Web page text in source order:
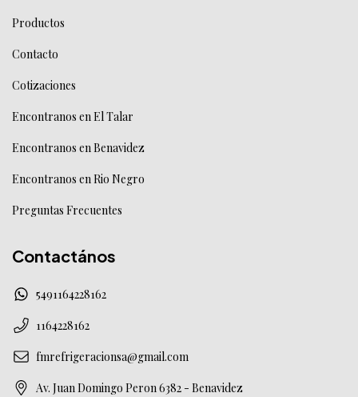
Productos
Contacto
Cotizaciones
Encontranos en El Talar
Encontranos en Benavidez
Encontranos en Rio Negro
Preguntas Frecuentes
Contactános
5491164228162
1164228162
fmrefrigeracionsa@gmail.com
Av. Juan Domingo Peron 6382 - Benavidez